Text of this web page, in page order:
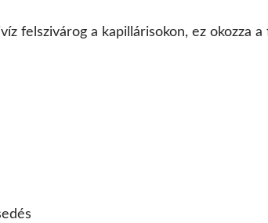
felszivárog a kapillárisokon, ez okozza